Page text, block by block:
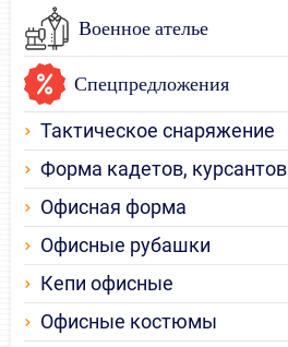
Военное ателье
Спецпредложения
Тактическое снаряжение
Форма кадетов, курсантов
Офисная форма
Офисные рубашки
Кепи офисные
Офисные костюмы